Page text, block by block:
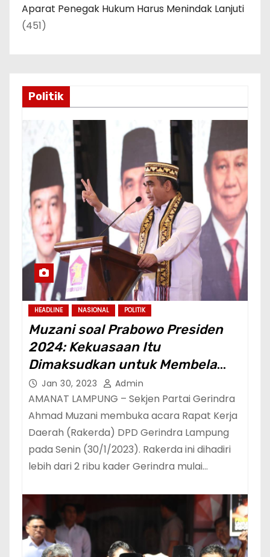
Aparat Penegak Hukum Harus Menindak Lanjuti
(451)
Politik
HEADLINE NASIONAL POLITIK
Muzani soal Prabowo Presiden
2024: Kekuasaan Itu
Dimaksudkan untuk Membela
Rakyat Kecil dan Terpinggirkan
Jan 30, 2023 Admin
AMANAT LAMPUNG – Sekjen Partai Gerindra
Ahmad Muzani membuka acara Rapat Kerja
Daerah (Rakerda) DPD Gerindra Lampung
pada Senin (30/1/2023). Rakerda ini dihadiri
lebih dari 2 ribu kader Gerindra mulai…